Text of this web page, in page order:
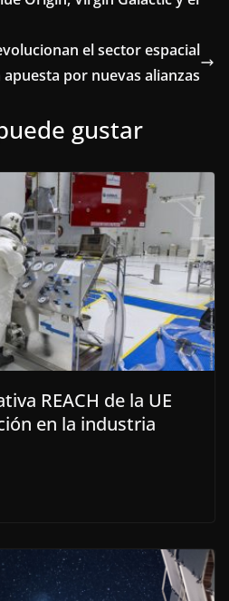
el sector espacial
por nuevas alianzas
gustar
REACH de la UE
en la industria